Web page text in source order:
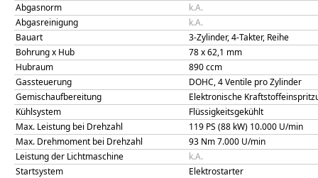
Abgasnorm
k.A.
Abgasreinigung
k.A.
Bauart
3-Zylinder, 4-Takter, Reihe
Bohrung x Hub
78x62,1 mm
Hubraum
890ccm
Gassteuerung
DOHC, 4 Ventile pro Zylinder
Gemischaufbereitung
Elektronische
Kühlsystem
Flüssigkeitsgekühlt
Max. Leistung bei Drehzahl
119 PS (88 kW) 10.000 U/min
Max. Drehmoment bei Drehzahl
93 Nm7.000 U/min
Leistung der Lichtmaschine
k.A.
Startsystem
Elektrostarter